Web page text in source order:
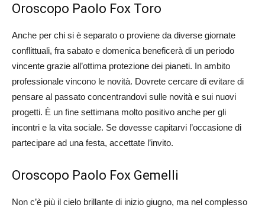
Oroscopo Paolo Fox Toro
Anche per chi si è separato o proviene da diverse giornate
conflittuali, fra sabato e domenica beneficerà di un periodo
vincente grazie all’ottima protezione dei pianeti. In ambito
professionale vincono le novità. Dovrete cercare di evitare di
pensare al passato concentrandovi sulle novità e sui nuovi
progetti. È un fine settimana molto positivo anche per gli
incontri e la vita sociale. Se dovesse capitarvi l’occasione di
partecipare ad una festa, accettate l’invito.
Oroscopo Paolo Fox Gemelli
Non c’è più il cielo brillante di inizio giugno, ma nel complesso